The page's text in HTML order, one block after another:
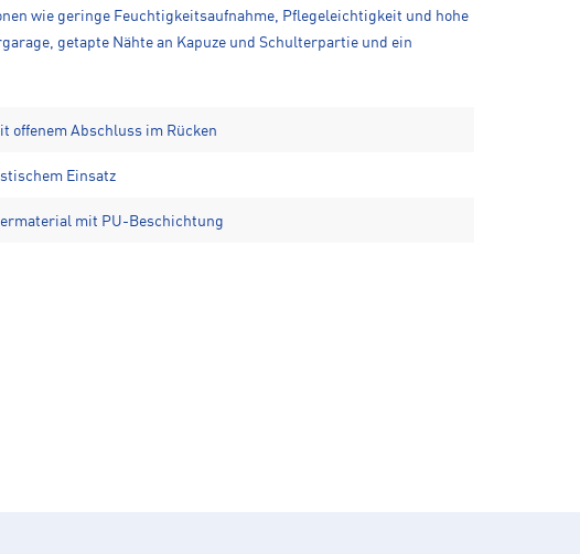
wie geringe Feuchtigkeitsaufnahme, Pflegeleichtigkeit und hohe
getapte Nähte an Kapuze und Schulterpartie und ein
offenem Abschluss im Rücken
Einsatz
mit PU-Beschichtung